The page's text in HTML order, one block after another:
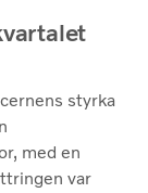
styrka
med en
var